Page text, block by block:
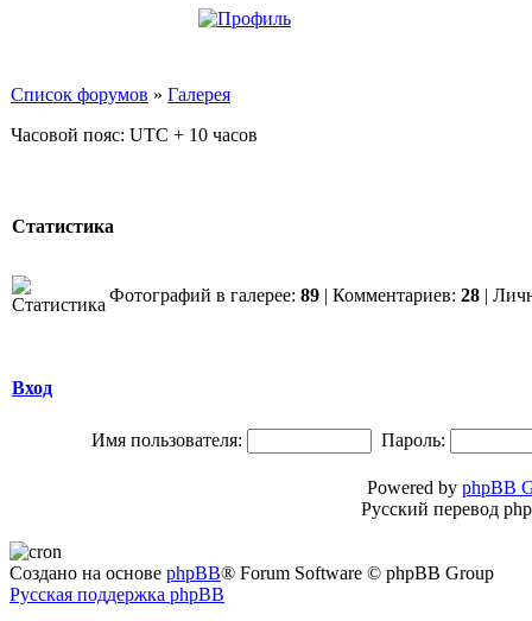
Список форумов » Галерея
Часовой пояс: UTC + 10 часов
Статистика
Фотографий в галерее: 89 | Комментариев: 28 |
Вход
Имя пользователя: Пароль:
Powered by phpBB
Русский перевод
Создано на основе phpBB® Forum Software © phpBB Group
Русская поддержка phpBB